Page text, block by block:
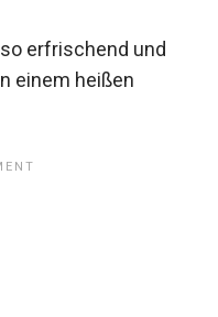
erfrischend und
einem heißen